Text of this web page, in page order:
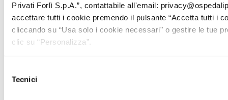
Privati Forlì S.p.A.”, contattabile all'email:
accettare tutti i cookie premendo il pulsante “Accetta tutti i
cliccando su “Usa solo i cookie necessari" o gestire le tue
clic su “Personalizza”.
delTecnici